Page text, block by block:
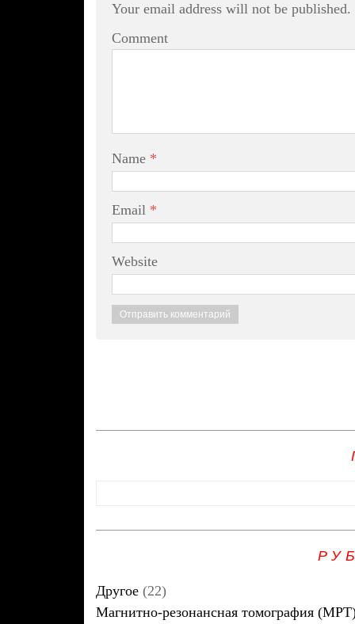
Your email address will not be published.
Comment
Name *
Email *
Website
Другое (22)
Магнитно-резонансная томография